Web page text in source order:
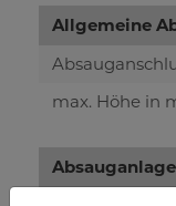
Allgemeine
max. Höhe in